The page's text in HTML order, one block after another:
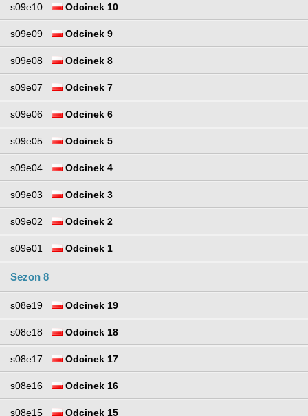
s09e10 Odcinek 10
s09e09 Odcinek 9
s09e08 Odcinek 8
s09e07 Odcinek 7
s09e06 Odcinek 6
s09e05 Odcinek 5
s09e04 Odcinek 4
s09e03 Odcinek 3
s09e02 Odcinek 2
s09e01 Odcinek 1
Sezon 8
s08e19 Odcinek 19
s08e18 Odcinek 18
s08e17 Odcinek 17
s08e16 Odcinek 16
s08e15 Odcinek 15